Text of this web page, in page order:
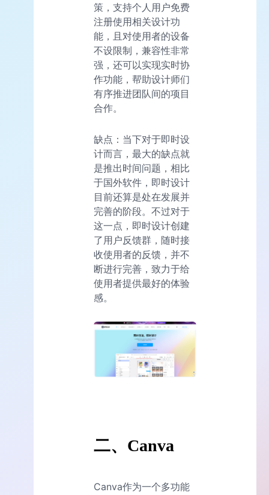
策，支持个人用户免费
注册使用相关设计功
能，且对使用者的设备
不设限制，兼容性非常
强，还可以实现实时协
作功能，帮助设计师们
有序推进团队间的项目
合作。
缺点：当下对于即时设
计而言，最大的缺点就
是推出时间问题，相比
于国外软件，即时设计
目前还算是处在发展并
完善的阶段。不过对于
这一点，即时设计创建
了用户反馈群，随时接
收使用者的反馈，并不
断进行完善，致力于给
使用者提供最好的体验
感。
二、Canva
Canva作为一个多功能